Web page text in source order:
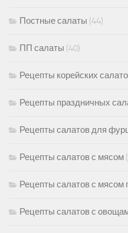
Постные салаты (44)
ПП салаты (40)
Рецепты корейских
Рецепты праздничных
Рецепты салатов для
Рецепты салатов с мясом
Рецепты салатов с мясом
Рецепты салатов с